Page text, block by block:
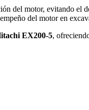
del motor, evitando el
del motor en
EX200-5,